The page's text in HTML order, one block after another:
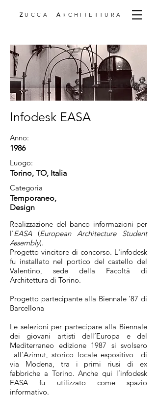
Z UCCA A RCHITETTURA
Infodesk EASA
Anno:
1986
Luogo:
Torino, TO, Italia
Categoria
Temporaneo,
Design
Realizzazione del banco informazioni per
l'EASA(European Architecture Student
Assembly).
Progetto vincitore di concorso. L'infodesk
fu installato nel portico del castello del
Valentino, sede della Facoltà di
Architettura di Torino.
Progetto partecipante alla Biennale ’87 di
Barcellona
Le selezioni per partecipare alla Biennale
dei giovani artisti dell’Europa e del
Mediterraneo edizione 1987 si svolsero
all'Azimut, storico locale espositivo di
via Modena, tra i primi riusi di ex
fabbriche a Torino. Anche qui l’infodesk
EASA fu utilizzato come spazio
informativo.